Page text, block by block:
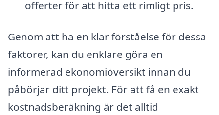
offerter för att hitta ett rimligt pris.
Genom att ha en klar förståelse för dessa
faktorer, kan du enklare göra en
informerad ekonomiöversikt innan du
påbörjar ditt projekt. För att få en exakt
kostnadsberäkning är det alltid